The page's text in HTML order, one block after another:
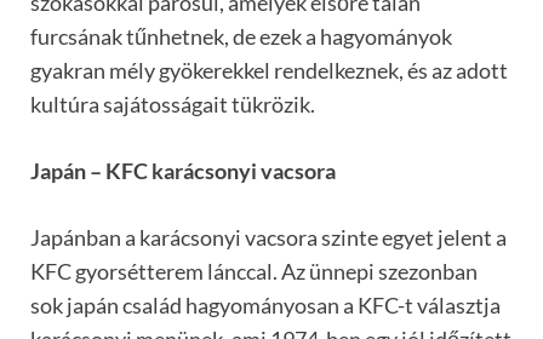
furcsának tűnhetnek, de ezek a hagyományok
gyakran mély gyökerekkel rendelkeznek, és az adott
kultúra sajátosságait tükrözik.
Japán – KFC karácsonyi vacsora
Japánban a karácsonyi vacsora szinte egyet jelent a
KFC gyorsétterem lánccal. Az ünnepi szezonban
sok japán család hagyományosan a KFC-t választja